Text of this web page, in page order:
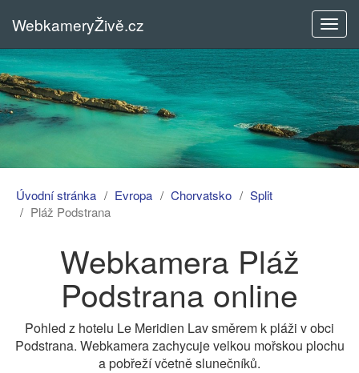
menu
WebkameryŽivě.cz
Úvodní stránka Evropa Chorvatsko
Split
Pláž Podstrana
Webkamera Pláž
Podstrana online
Pohled z hotelu Le Meridien Lav směrem k pláži v obci
Podstrana. Webkamera zachycuje velkou mořskou plochu
a pobřeží včetně slunečníků.